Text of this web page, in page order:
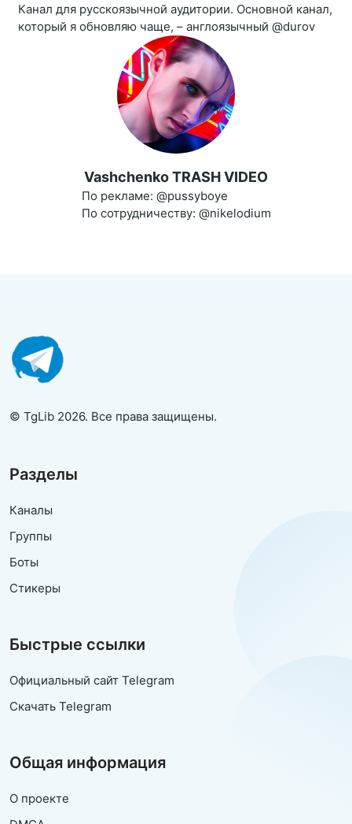
Канал для русскоязычной аудитории. Основной канал,
который я обновляю чаще, – англоязычный @durov
Vashchenko TRASH VIDEO
По рекламе: @pussyboye
По сотрудничеству: @nikelodium
© TgLib 2026. Все права защищены.
Разделы
Каналы
Группы
Боты
Стикеры
Быстрые ссылки
Официальный сайт Telegram
Скачать Telegram
Общая информация
О проекте